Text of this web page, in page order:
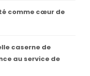
comme cœur de
caserne de
au service de